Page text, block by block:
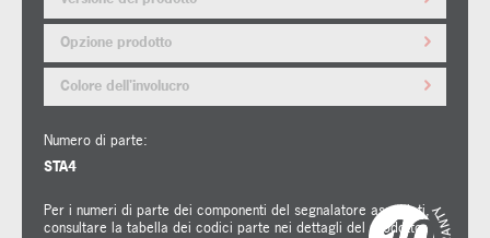
Opzione prodotto
Colore dell'involucro
Numero di parte:
STA4
Per i numeri di parte dei componenti del segnalatore associati,
consultare la tabella dei codici parte nei dettagli del prodotto.